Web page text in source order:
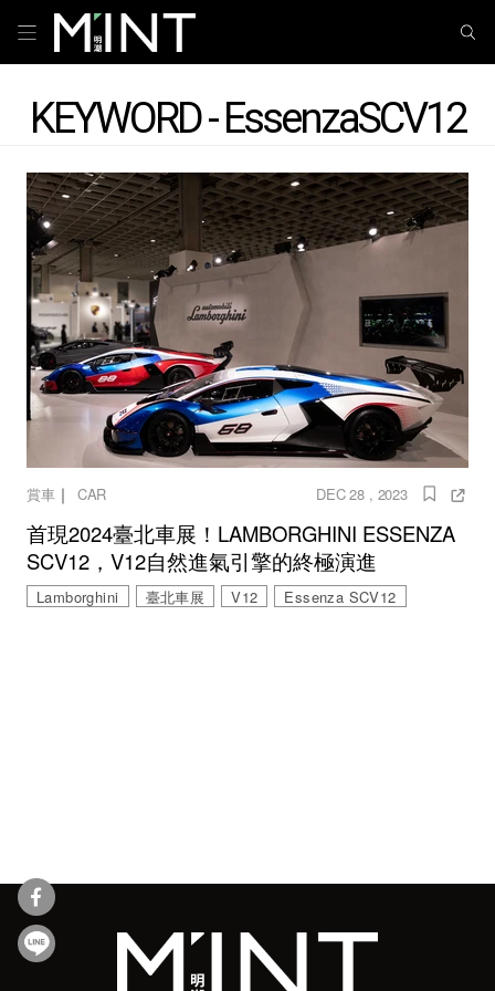
KEYWORD - EssenzaSCV12
賞車｜ CAR DEC 28 , 2023
首現2024臺北車展！LAMBORGHINI ESSENZA
SCV12，V12自然進氣引擎的終極演進
Lamborghini 臺北車展 V12 Essenza SCV12